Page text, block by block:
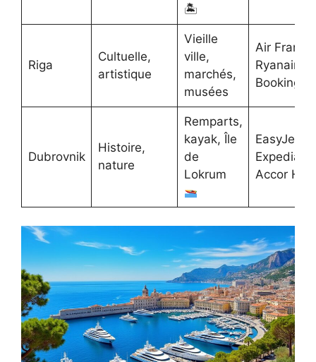
🏝
Riga
Cultuelle,
artistique
Vieille
ville,
marchés,
musées
Air France,
Ryanair,
Dubrovnik
Histoire,
nature
Remparts,
kayak, Île
de
Lokrum
EasyJet,
Expedia,
Accor